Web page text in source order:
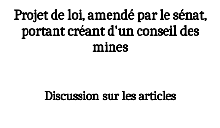
Projet de loi, amendé par le sénat,
portant créant d'un conseil des
mines
Discussion sur les articles